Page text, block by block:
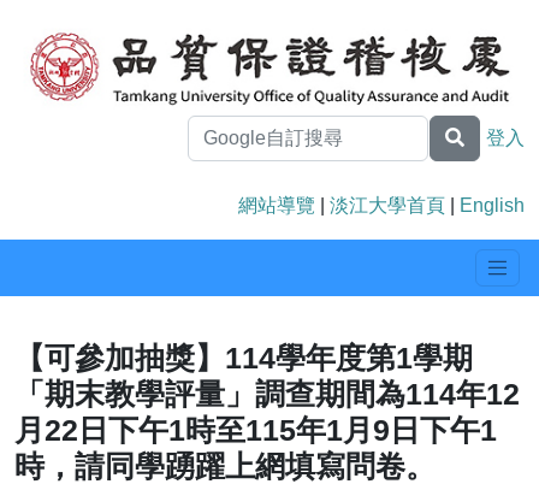
登入
網站導覽 淡江大學首頁 English
【可參加抽獎】114學年度第1學期
「期末教學評量」調查期間為114年12
月22日下午1時至115年1月9日下午1
時，請同學踴躍上網填寫問卷。